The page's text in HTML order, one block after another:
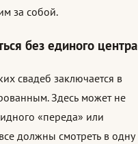
за собой.
без единого центра
свадеб заключается в
Здесь может не
«переда» или
должны смотреть в одну